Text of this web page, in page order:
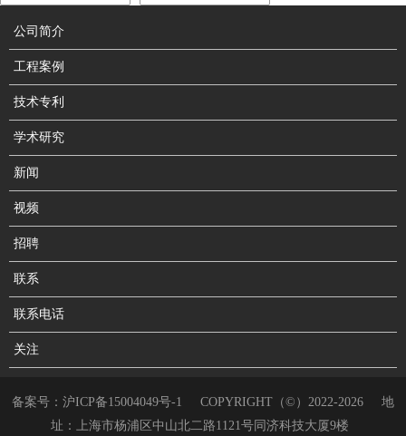
公司简介
工程案例
技术专利
学术研究
新闻
视频
招聘
联系
联系电话
关注
备案号： 沪ICP备15004049号-1 COPYRIGHT（©）2022-2026
地
址：上海市杨浦区中山北二路1121号同济科技大厦9楼